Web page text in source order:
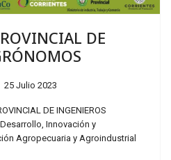
DE
25 Julio 2023
DE INGENIEROS
Innovación y
Agropecuaria y Agroindustrial